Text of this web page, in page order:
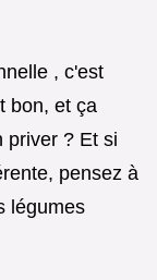
, c'est
bon, et ça
priver ? Et si
pensez à
légumes